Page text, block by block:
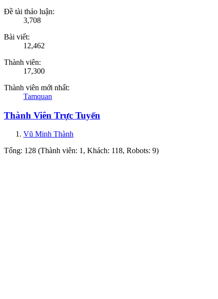
Đề tài thảo luận:
3,708
Bài viết:
12,462
Thành viên:
17,300
Thành viên mới nhất:
Tamquan
Thành Viên Trực Tuyến
Vũ Minh Thành
Tổng: 128 (Thành viên: 1, Khách: 118, Robots: 9)